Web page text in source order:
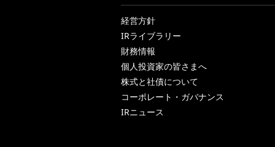
経営方針
IRライブラリー
財務情報
個人投資家の皆さまへ
株式と社債について
コーポレート・ガバナンス
IRニュース